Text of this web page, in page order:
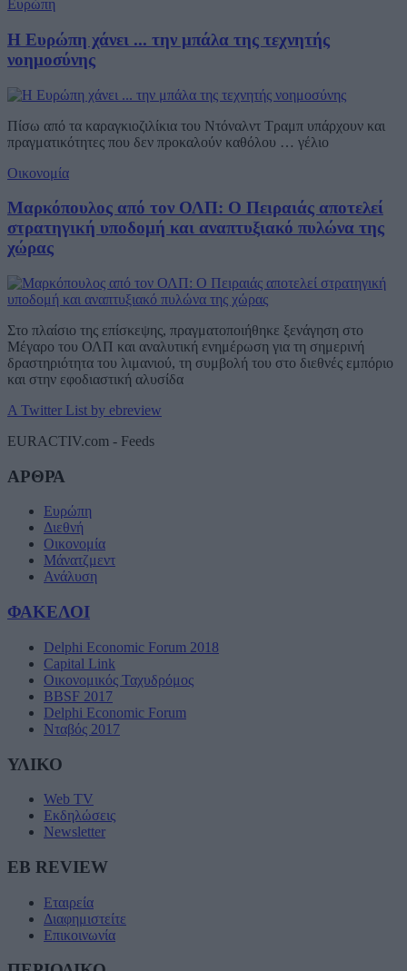
Ευρώπη
Η Ευρώπη χάνει ... την μπάλα της τεχνητής
νοημοσύνης
Πίσω από τα καραγκιοζιλίκια του Ντόναλντ Τραμπ υπάρχουν και
πραγματικότητες που δεν προκαλούν καθόλου … γέλιο
Οικονομία
Μαρκόπουλος από τον ΟΛΠ: Ο Πειραιάς αποτελεί
στρατηγική υποδομή και αναπτυξιακό πυλώνα της
χώρας
Στο πλαίσιο της επίσκεψης, πραγματοποιήθηκε ξενάγηση στο
Μέγαρο του ΟΛΠ και αναλυτική ενημέρωση για τη σημερινή
δραστηριότητα του λιμανιού, τη συμβολή του στο διεθνές εμπόριο
και στην εφοδιαστική αλυσίδα
A Twitter List by ebreview
EURACTIV.com - Feeds
ΑΡΘΡΑ
Ευρώπη
Διεθνή
Οικονομία
Μάνατζμεντ
Ανάλυση
ΦΑΚΕΛΟΙ
Delphi Economic Forum 2018
Capital Link
Οικονομικός Ταχυδρόμος
BBSF 2017
Delphi Economic Forum
Νταβός 2017
ΥΛΙΚΟ
Web TV
Εκδηλώσεις
Newsletter
EB REVIEW
Εταιρεία
Διαφημιστείτε
Επικοινωνία